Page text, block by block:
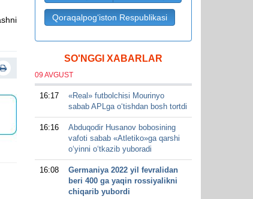
Qoraqalpog‘iston Respublikasi
SO'NGGI XABARLAR
09 AVGUST
16:17
«Real» futbolchisi Mourinyo
sabab APLga o‘tishdan bosh tortdi
16:16
Abduqodir Husanov bobosining
vafoti sabab «Atletiko»ga qarshi
o‘yinni o‘tkazib yuboradi
16:08
Germaniya 2022 yil fevralidan
beri 400 ga yaqin rossiyalikni
chiqarib yubordi